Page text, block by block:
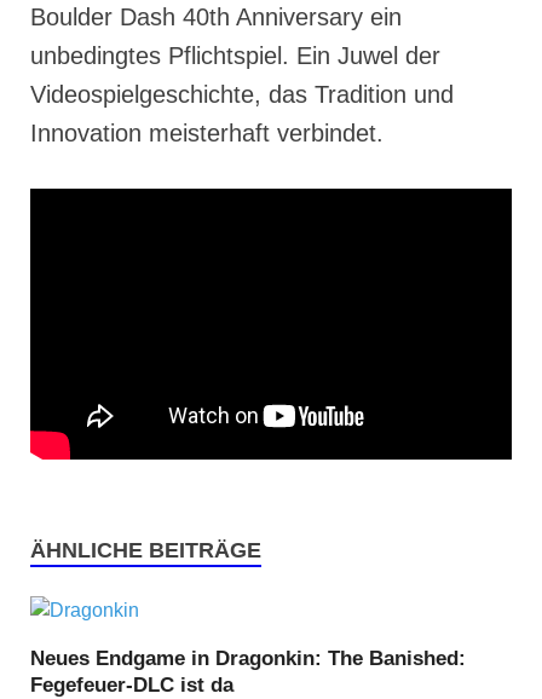
Boulder Dash 40th Anniversary ein
unbedingtes Pflichtspiel. Ein Juwel der
Videospielgeschichte, das Tradition und
Innovation meisterhaft verbindet.
ÄHNLICHE BEITRÄGE
Neues Endgame in Dragonkin: The Banished:
Fegefeuer-DLC ist da